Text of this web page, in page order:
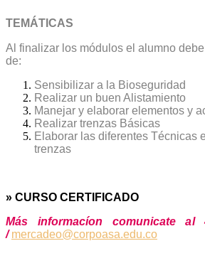
TEMÁTICAS
Al finalizar los módulos el alumno
de:
Sensibilizar a la Bioseguridad
Realizar un buen Alistamiento
Manejar y elaborar elementos y
Realizar trenzas Básicas
Elaborar las diferentes Técnicas
trenzas
» CURSO CERTIFICADO
Más informacíon comunicate al
/mercadeo@corpoasa.edu.co